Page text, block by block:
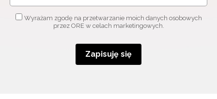
Wyrażam zgodę na przetwarzanie moich danych osobowych
przez ORE w celach marketingowych.
Zapisuję się
Newsletter ORE
Zapisz się i bądź na bieżąco z najnowszymi
o szkoleniach i programach.